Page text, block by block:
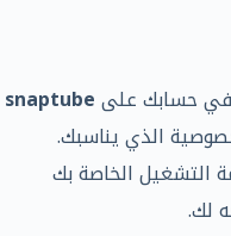
في حسابك علىsnaptube
الذي يناسبك.
التشغيل الخاصة بك
لك.